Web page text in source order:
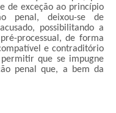
de exceção ao princípio
penal, deixou-se de
possibilitando a
processual, de forma
e contraditório
que se impugne
penal que, a bem da